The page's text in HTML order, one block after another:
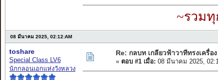
~รวมทุ
08 มีนาคม 2025, 02:12:AM
toshare
Special Class LV6
นักกลอนเอกแห่งวังหลวง
Re: กลบท เกลียวฟ้าวาทีทรงเครื่อง
« ตอบ #1 เมื่อ: 08 มีนาคม 2025,